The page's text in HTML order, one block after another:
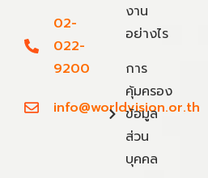
02-
022-
9200
info@worldvision.or.th
งาน
อย่างไร
การ
คุ้มครอง
ข้อมูล
ส่วน
บุคคล